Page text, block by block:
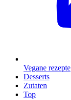
Vegane rezepte
Desserts
Zutaten
Top